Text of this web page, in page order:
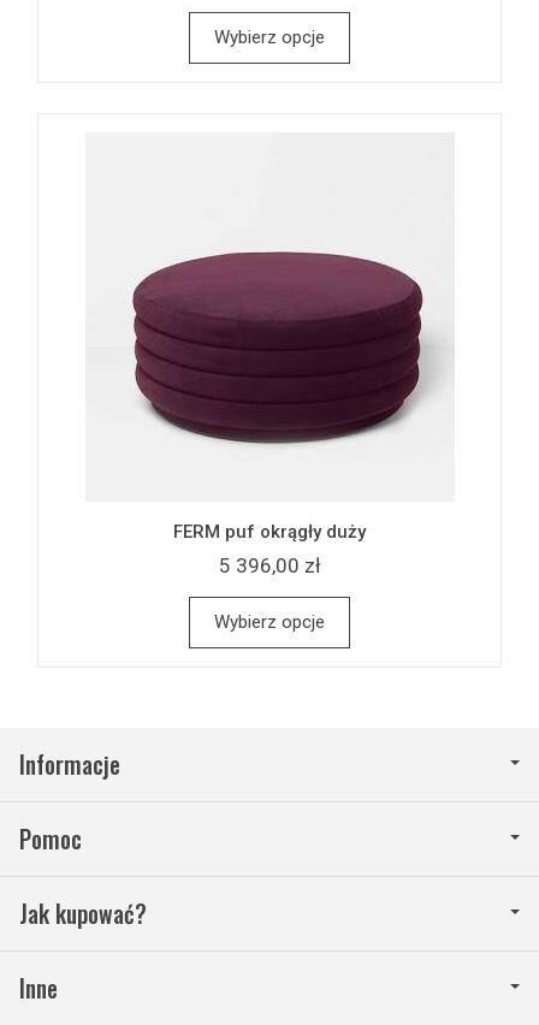
Wybierz opcje
FERM puf okrągły duży
5 396,00 zł
Wybierz opcje
Informacje
Pomoc
Jak kupować?
Inne